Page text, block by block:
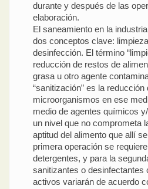
durante y después de las
elaboración.
El saneamiento en la
dos conceptos clave:
desinfección. El término
reducción de restos de
grasa u otro agente
“sanitización” es la
microorganismos en ese
medio de agentes químicos
un nivel que no comprometa
aptitud del alimento que allí
primera operación se
detergentes, y para la
sanitizantes o desinfectantes
activos variarán de acuerdo